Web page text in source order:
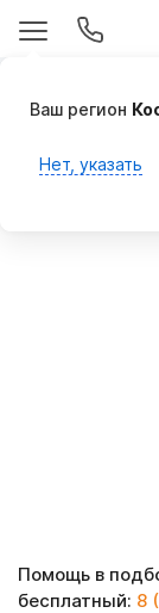
Помощь в
бесплатный: 8
Ваш регион
Нет, указать